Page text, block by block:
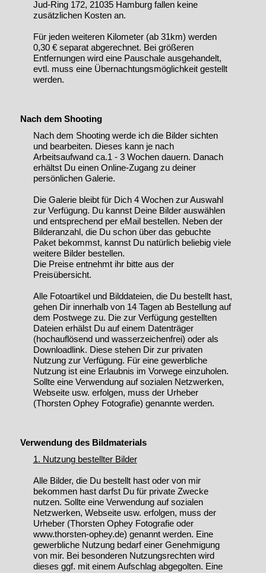
Jud-Ring 172, 21035 Hamburg fallen keine
zusätzlichen Kosten an.
Für jeden weiteren Kilometer (ab 31km) werden
0,30 € separat abgerechnet. Bei größeren
Entfernungen wird eine Pauschale ausgehandelt,
evtl. muss eine Übernachtungsmöglichkeit gestellt
werden.
Nach dem Shooting
Nach dem Shooting werde ich die Bilder sichten
und bearbeiten. Dieses kann je nach
Arbeitsaufwand ca.1 - 3 Wochen dauern. Danach
erhältst Du einen Online-Zugang zu deiner
persönlichen Galerie.
Die Galerie bleibt für Dich 4 Wochen zur Auswahl
zur Verfügung. Du kannst Deine Bilder auswählen
und entsprechend per eMail bestellen. Neben der
Bilderanzahl, die Du schon über das gebuchte
Paket bekommst, kannst Du natürlich beliebig viele
weitere Bilder bestellen.
Die Preise entnehmt ihr bitte aus der
Preisübersicht.
Alle Fotoartikel und Bilddateien, die Du bestellt hast,
gehen Dir innerhalb von 14 Tagen ab Bestellung auf
dem Postwege zu. Die zur Verfügung gestellten
Dateien erhälst Du auf einem Datenträger
(hochauflösend und wasserzeichenfrei) oder als
Downloadlink. Diese stehen Dir zur privaten
Nutzung zur Verfügung. Für eine gewerbliche
Nutzung ist eine Erlaubnis im Vorwege einzuholen.
Sollte eine Verwendung auf sozialen Netzwerken,
Webseite usw. erfolgen, muss der Urheber
(Thorsten Ophey Fotografie) genannte werden.
Verwendung des Bildmaterials
1. Nutzung bestellter Bilder
Alle Bilder, die Du bestellt hast oder von mir
bekommen hast darfst Du für private Zwecke
nutzen. Sollte eine Verwendung auf sozialen
Netzwerken, Webseite usw. erfolgen, muss der
Urheber (Thorsten Ophey Fotografie oder
www.thorsten-ophey.de) genannt werden. Eine
gewerbliche Nutzung bedarf einer Genehmigung
von mir. Bei besonderen Nutzungsrechten wird
dieses ggf. mit einem Aufschlag abgegolten. Eine